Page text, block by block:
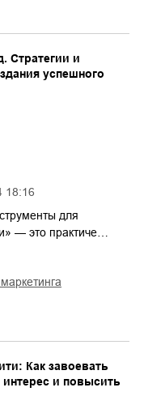
18:16
Стратегии и
успешного
для
— это практиче…
маркетинга
Как завоевать
и повысить